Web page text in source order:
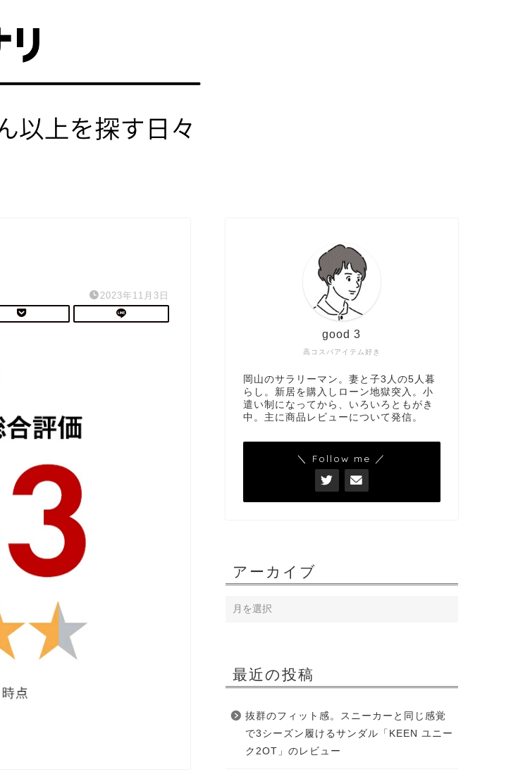
2023年11月3日
高コスパアイテム好き
good 3
岡山のサラリーマン。妻と子3人の5人暮
らし。新居を購入しローン地獄突入。小
遣い制になってから、いろいろともがき
中。主に商品レビューについて発信。
＼ Follow me ／
アーカイブ
最近の投稿
抜群のフィット感。スニーカーと同じ感覚
で3シーズン履けるサンダル「KEEN ユニー
ク2OT」のレビュー